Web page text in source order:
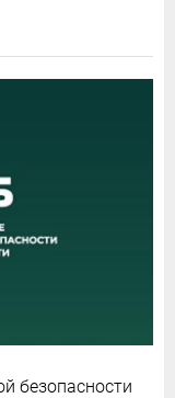
безопасности